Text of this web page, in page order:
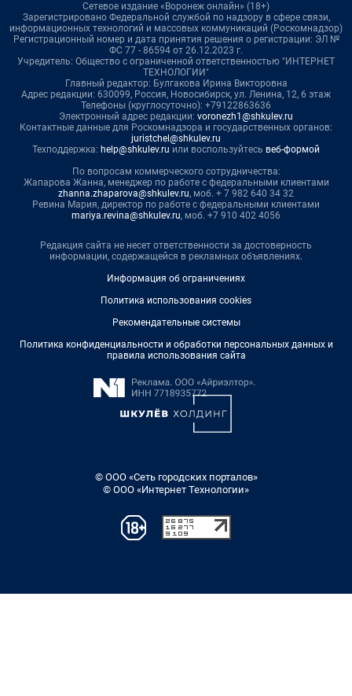
Сетевое издание «Воронеж онлайн» (18+)
Зарегистрировано Федеральной службой по надзору в сфере связи,
информационных технологий и массовых коммуникаций (Роскомнадзор)
Регистрационный номер и дата принятия решения о регистрации: ЭЛ №
ФС 77 - 86594 от 26.12.2023 г.
Учредитель: Общество с ограниченной ответственностью "ИНТЕРНЕТ
ТЕХНОЛОГИИ"
Главный редактор: Булгакова Ирина Викторовна
Адрес редакции: 630099, Россия, Новосибирск, ул. Ленина, 12, 6 этаж
Телефоны (круглосуточно): +79122863636
Электронный адрес редакции: voronezh1@shkulev.ru
Контактные данные для Роскомнадзора и государственных органов:
juristchel@shkulev.ru
Техподдержка: help@shkulev.ru или воспользуйтесь веб-формой
По вопросам коммерческого сотрудничества:
Жапарова Жанна, менеджер по работе с федеральными клиентами
zhanna.zhaparova@shkulev.ru, моб. + 7 982 640 34 32
Ревина Мария, директор по работе с федеральными клиентами
mariya.revina@shkulev.ru, моб. +7 910 402 4056
Редакция сайта не несет ответственности за достоверность
информации, содержащейся в рекламных объявлениях.
Информация об ограничениях
Политика использования cookies
Рекомендательные системы
Политика конфиденциальности и обработки персональных данных и
правила использования сайта
© ООО «Сеть городских порталов»
© ООО «Интернет Технологии»